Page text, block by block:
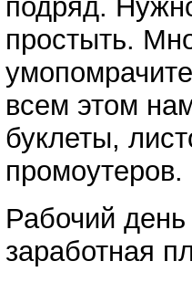
подряд.
простыть.
всем этом
буклеты,
промоутеров.
Рабочий
заработная